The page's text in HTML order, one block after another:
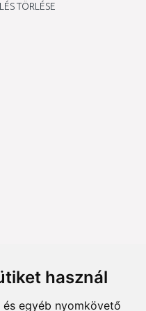
használ
egyéb nyomkövető
TÖRLÉSE